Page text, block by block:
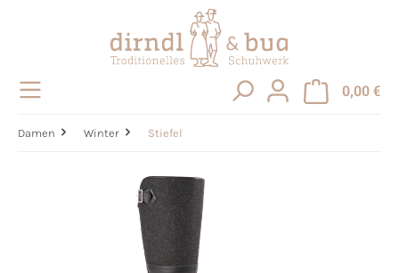
0,00 €
Damen Winter Stiefel
Bildergalerie überspringen